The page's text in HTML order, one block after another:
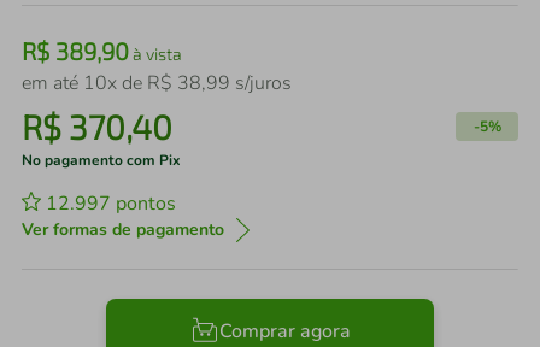
R$ 389,90à vista
em até 10x de R$ 38,99 s/juros
R$ 370,40 -5%
No pagamento com Pix
12.997 pontos
Ver formas de pagamento
Comprar agora